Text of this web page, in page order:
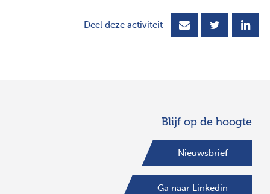
Deel deze activiteit
Blijf op de hoogte
Nieuwsbrief
Ga naar Linkedin